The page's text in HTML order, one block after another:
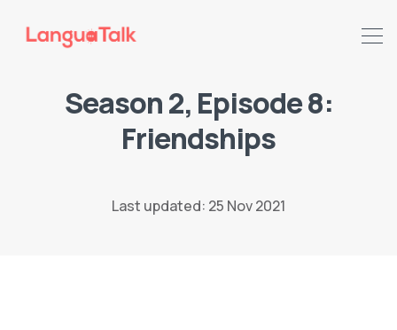
Search LanguaTalk
Season 2, Episode 8:
Friendships
Last updated: 25 Nov 2021